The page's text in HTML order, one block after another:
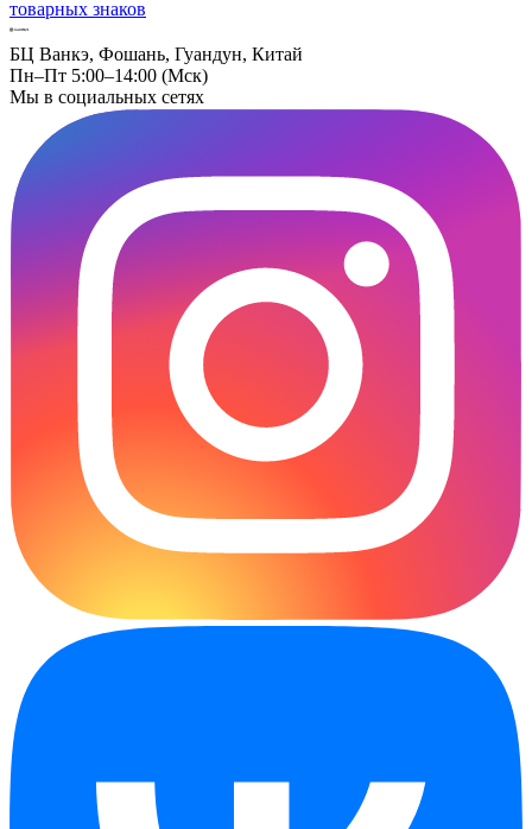
товарных знаков
БЦ Ванкэ, Фошань, Гуандун, Китай
Пн–Пт 5:00–14:00 (Мск)
Мы в социальных сетях